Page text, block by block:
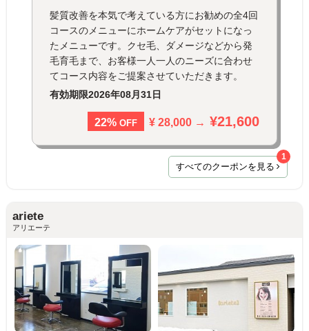
髪質改善を本気で考えている方にお勧めの全4回
コースのメニューにホームケアがセットになっ
たメニューです。クセ毛、ダメージなどから発
毛育毛まで、お客様一人一人のニーズに合わせ
てコース内容をご提案させていただきます。
有効期限2026年08月31日
22% OFF ¥ 28,000 → ¥21,600
すべてのクーポンを見る
1
ariete
アリエーテ